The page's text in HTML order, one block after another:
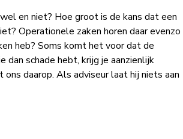
en niet? Hoe groot is de kans dat een
Operationele zaken horen daar evenzo
heb? Soms komt het voor dat de
schade hebt, krijg je aanzienlijk
daarop. Als adviseur laat hij niets aan